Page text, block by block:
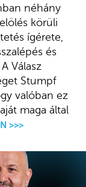
néhány
körüli
ígérete,
és
Válasz
Stumpf
valóban ez
maga által
>>>